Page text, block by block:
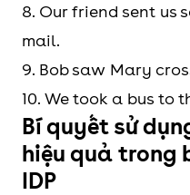
8. Our friend sent us
mail.
9. Bob saw Mary
10. We took a bus to
Bí quyết sử
hiệu quả trong
IDP